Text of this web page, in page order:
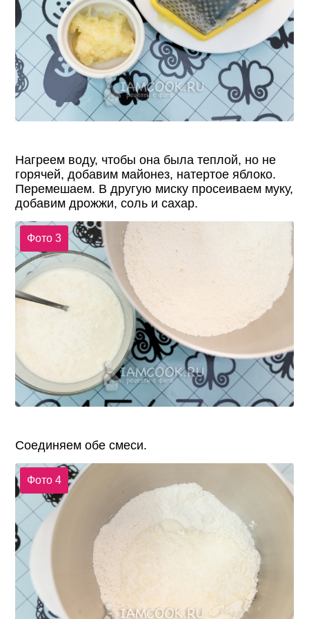
Нагреем воду, чтобы она была теплой, но не
горячей, добавим майонез, натертое яблоко.
Перемешаем. В другую миску просеиваем муку,
добавим дрожжи, соль и сахар.
Фото 3
Соединяем обе смеси.
Фото 4